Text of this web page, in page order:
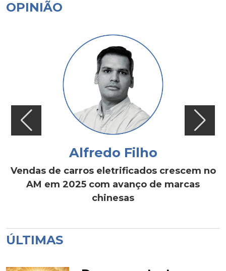
OPINIÃO
Alfredo Filho
Vendas de carros eletrificados crescem no
AM em 2025 com avanço de marcas
chinesas
ÚLTIMAS